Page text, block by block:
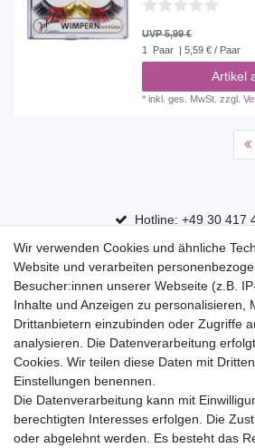
UVP 5,99 €
1 Paar | 5,59 € / Paar
Artikel
*inkl. ges. MwSt. zzgl.
Hotline: +49 30 417
30 Tage
Versandfrei ab 75 € in
Top Marken
Eduplay
Folia Bringmann
Shop
Mein Konto
Wir verwenden Cookies und ähnliche
Website und verarbeiten
Besucher:innen unserer Webseite (z.B.
Inhalte und Anzeigen zu personalisieren,
Drittanbietern einzubinden oder Zugriffe
analysieren. Die Datenverarbeitung
Cookies. Wir teilen diese Daten mit
Einstellungen benennen.
Die Datenverarbeitung kann mit
berechtigten Interesses erfolgen. Die
oder abgelehnt werden. Es besteht das